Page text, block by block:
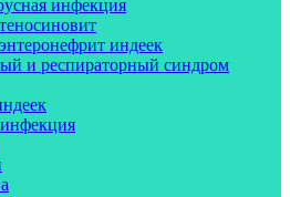
инфекция
индеек
и респираторный синдром